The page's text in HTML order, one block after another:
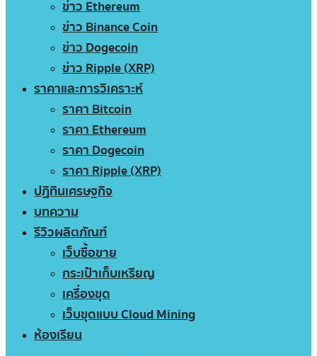
ข่าว Ethereum
ข่าว Binance Coin
ข่าว Dogecoin
ข่าว Ripple (XRP)
ราคาและการวิเคราะห์
ราคา Bitcoin
ราคา Ethereum
ราคา Dogecoin
ราคา Ripple (XRP)
ปฏิทินเศรษฐกิจ
บทความ
รีวิวผลิตภัณฑ์
เว็บซื้อขาย
กระเป๋าเก็บเหรียญ
เครื่องขุด
เว็บขุดแบบ Cloud Mining
ห้องเรียน